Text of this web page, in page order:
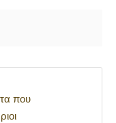
που